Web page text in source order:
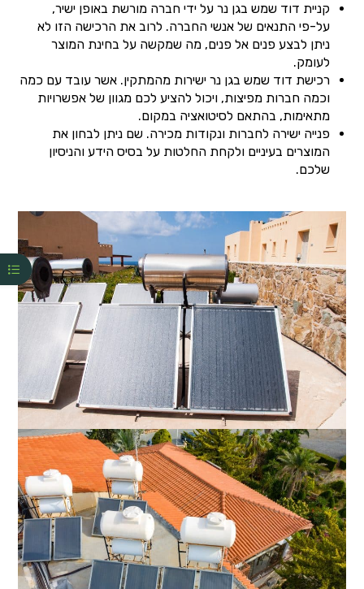
קניית דוד שמש בגן נר על ידי חברה מורשת באופן ישיר,
על-פי התנאים של אנשי החברה. לרוב את הרכישה הזו לא
ניתן לבצע פנים אל פנים, מה שמקשה על בחינת המוצר
לעומק.
רכישת דוד שמש בגן נר ישירות מהמתקין. אשר עובד עם כמה
וכמה חברות מפיצות, ויכול להציע לכם מגוון של אפשרויות
מתאימות, בהתאם לסיטואציה במקום.
פנייה ישירה לחברות ונקודות מכירה. שם ניתן לבחון את
המוצרים בעיניים ולקחת החלטות על בסיס הידע והניסיון
שלכם.